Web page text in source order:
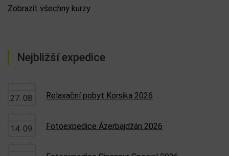
Zobrazit všechny kurzy
Nejbližší expedice
27. 08. Relaxační pobyt Korsika 2026
14. 09. Fotoexpedice Ázerbajdžán 2026